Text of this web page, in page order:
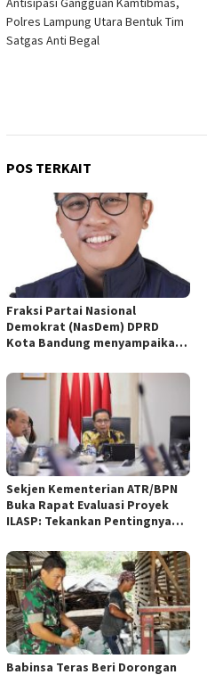
pos
Polres Lampung Utara Bentuk Tim
Satgas Anti Begal
POS TERKAIT
Fraksi Partai Nasional
Demokrat (NasDem) DPRD
Kota Bandung menyampaikan
empat Rancangan Peraturan
Daerah (Raperda) yang
diajukan Pemerintah Kota
Bandung
Sekjen Kementerian ATR/BPN
Buka Rapat Evaluasi Proyek
ILASP: Tekankan Pentingnya
Anggaran
Babinsa Teras Beri Dorongan